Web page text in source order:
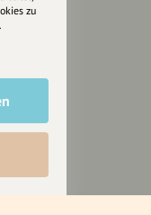
von
zu